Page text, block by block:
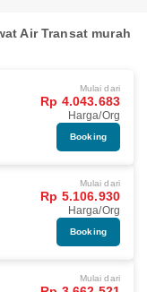
Air Transat murah
Mulai dari
Rp 4.043.683
Harga/Org
Booking
Mulai dari
Rp 5.106.930
Harga/Org
Booking
Mulai dari